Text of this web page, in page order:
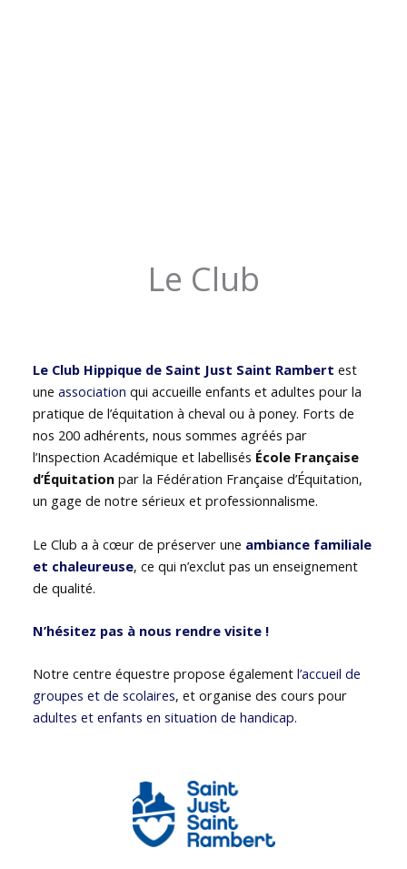
Le Club
Le Club Hippique de Saint Just Saint Rambert est
uneassociation qui accueille enfants et adultes pour la
pratique de l’équitation à cheval ou à poney. Forts de
nos 200 adhérents, nous sommes agréés par
l’Inspection Académique et labellisés École Française
d’Équitation par la Fédération Française d’Équitation,
un gage de notre sérieux et professionnalisme.
Le Club a à cœur de préserver une ambiance familiale
et chaleureuse, ce qui n’exclut pas un enseignement
de qualité.
N’hésitez pas à nous rendre visite !
Notre centre équestre propose égalementl’accueil de
groupes et de scolaires, et organise des cours pour
adultes et enfants en situation de handicap.